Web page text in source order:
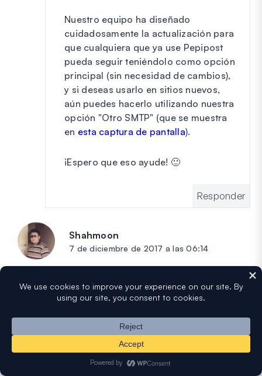
Nuestro equipo ha diseñado
cuidadosamente la actualización para
que cualquiera que ya use Pepipost
pueda seguir teniéndolo como opción
principal (sin necesidad de cambios),
y si deseas usarlo en sitios nuevos,
aún puedes hacerlo utilizando nuestra
opción "Otro SMTP" (que se muestra
en esta captura de pantalla).
¡Espero que eso ayude! 🙂
Responder
Shahmoon
7 de diciembre de 2017 a las 06:14
Hola,
¿Este plugin todavía funciona con